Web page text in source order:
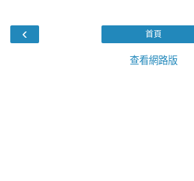
‹ 首頁
查看網路版